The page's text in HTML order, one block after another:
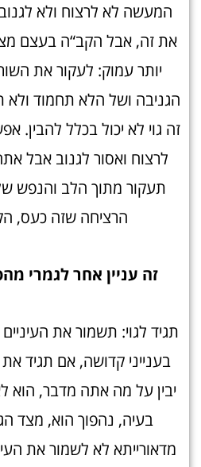
המעשה לא לרצוח ולא
את זה, אבל הקב“ה בעצם
יותר עמוק: לעקור את
הגניבה ושל הלא תחמוד
זה גוי לא יכול בכלל להבין.
לרצוח ואסור לגנוב אבל
תעקור מתוך הלב והנפש
הרציחה שזה כעס,
זה עניין אחר לגמרי
תגיד לגוי: תשמור את
בענייני קדושה, אם תגיד
יבין על מה אתה מדבר, הוא
בעיה, נהפוך הוא, מצד
מדאורייתא לא לשמור את